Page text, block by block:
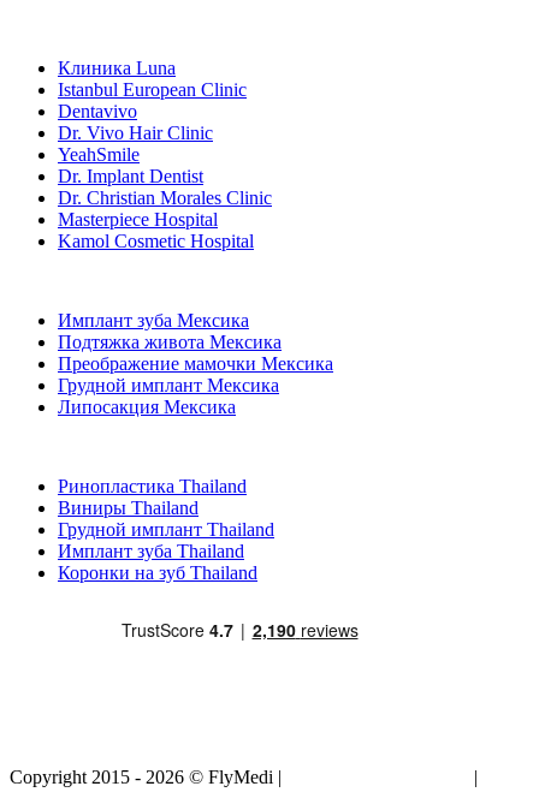
Клиника Luna
Istanbul European Clinic
Dentavivo
Dr. Vivo Hair Clinic
YeahSmile
Dr. Implant Dentist
Dr. Christian Morales Clinic
Masterpiece Hospital
Kamol Cosmetic Hospital
Имплант зуба Мексика
Подтяжка живота Мексика
Преображение мамочки Мексика
Грудной имплант Мексика
Липосакция Мексика
Ринопластика Thailand
Виниры Thailand
Грудной имплант Thailand
Имплант зуба Thailand
Коронки на зуб Thailand
Copyright 2015 - 2026 © FlyMedi |
|